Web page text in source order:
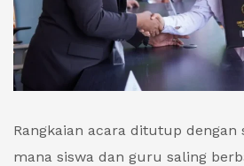
Rangkaian acara ditutup dengan
mana siswa dan guru saling